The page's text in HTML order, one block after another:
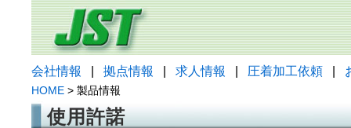
会社情報 拠点情報 求人情報 圧着加工依頼
HOME > 製品情報
使用許諾